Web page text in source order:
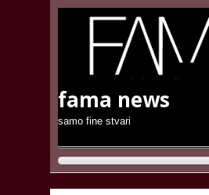
fama news
samo fine stvari